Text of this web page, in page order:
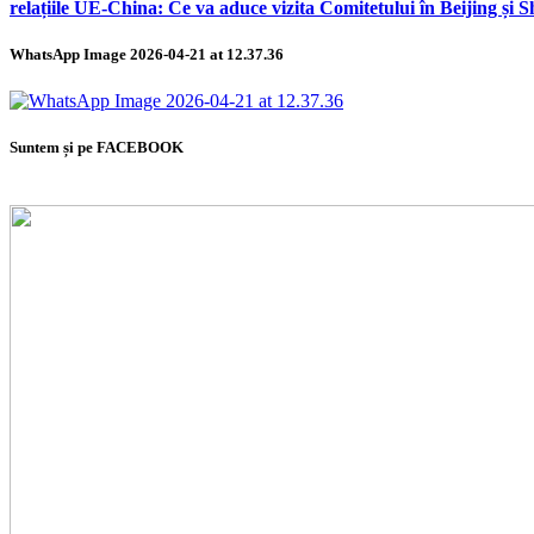
relațiile UE-China: Ce va aduce vizita Comitetului în Beijing și
WhatsApp Image 2026-04-21 at 12.37.36
Suntem și pe FACEBOOK